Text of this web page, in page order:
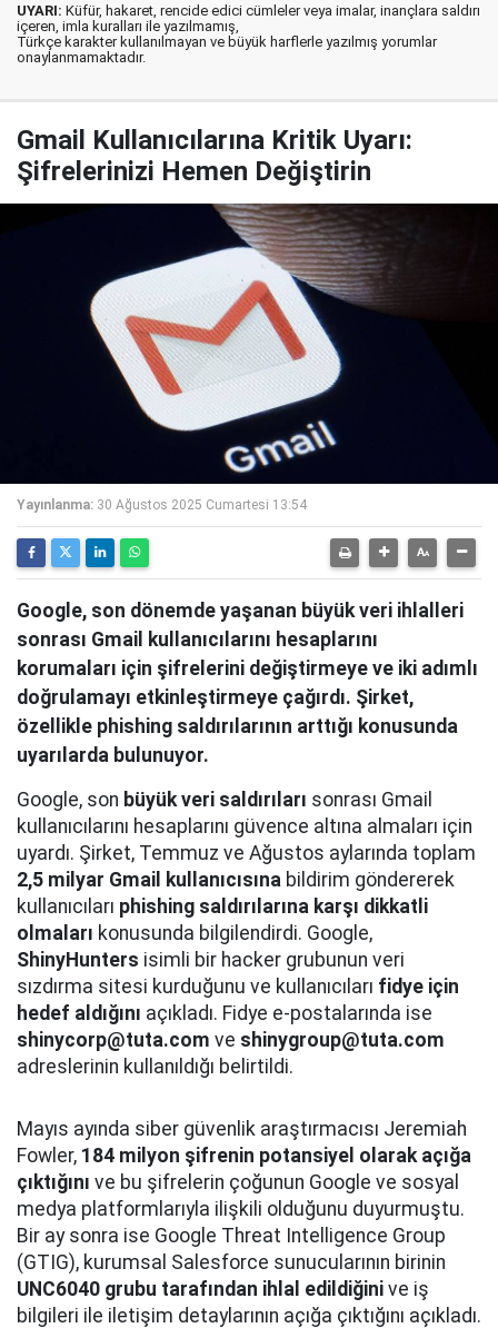
UYARI: Küfür, hakaret, rencide edici cümleler veya imalar, inançlara saldırı
içeren, imla kuralları ile yazılmamış,
Türkçe karakter kullanılmayan ve büyük harflerle yazılmış yorumlar
onaylanmamaktadır.
Gmail Kullanıcılarına Kritik Uyarı:
Şifrelerinizi Hemen Değiştirin
Yayınlanma: 30 Ağustos 2025 Cumartesi 13:54
Google, son dönemde yaşanan büyük veri ihlalleri
sonrası Gmail kullanıcılarını hesaplarını
korumaları için şifrelerini değiştirmeye ve iki adımlı
doğrulamayı etkinleştirmeye çağırdı. Şirket,
özellikle phishing saldırılarının arttığı konusunda
uyarılarda bulunuyor.
Google, son büyük veri saldırıları sonrası Gmail
kullanıcılarını hesaplarını güvence altına almaları için
uyardı. Şirket, Temmuz ve Ağustos aylarında toplam
2,5 milyar Gmail kullanıcısına bildirim göndererek
kullanıcıları phishing saldırılarına karşı dikkatli
olmaları konusunda bilgilendirdi. Google,
ShinyHunters isimli bir hacker grubunun veri
sızdırma sitesi kurduğunu ve kullanıcıları fidye için
hedef aldığını açıkladı. Fidye e-postalarında ise
shinycorp@tuta.com ve shinygroup@tuta.com
adreslerinin kullanıldığı belirtildi.
Mayıs ayında siber güvenlik araştırmacısı Jeremiah
Fowler, 184 milyon şifrenin potansiyel olarak açığa
çıktığını ve bu şifrelerin çoğunun Google ve sosyal
medya platformlarıyla ilişkili olduğunu duyurmuştu.
Bir ay sonra ise Google Threat Intelligence Group
(GTIG), kurumsal Salesforce sunucularının birinin
UNC6040 grubu tarafından ihlal edildiğini ve iş
bilgileri ile iletişim detaylarının açığa çıktığını açıkladı.